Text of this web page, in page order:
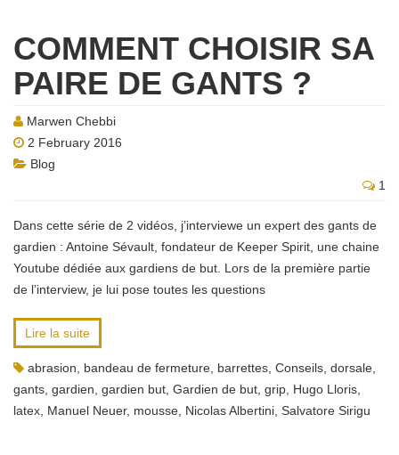
COMMENT CHOISIR SA
PAIRE DE GANTS ?
Marwen Chebbi
2 February 2016
Blog
1
Dans cette série de 2 vidéos, j’interviewe un expert des gants de
gardien : Antoine Sévault, fondateur de Keeper Spirit, une chaine
Youtube dédiée aux gardiens de but. Lors de la première partie
de l’interview, je lui pose toutes les questions
Lire la suite
abrasion bandeau de fermeture barrettes Conseils dorsale
gants gardien gardien but Gardien de but grip Hugo Lloris
latex Manuel Neuer, mousse Nicolas Albertini Salvatore Sirigu